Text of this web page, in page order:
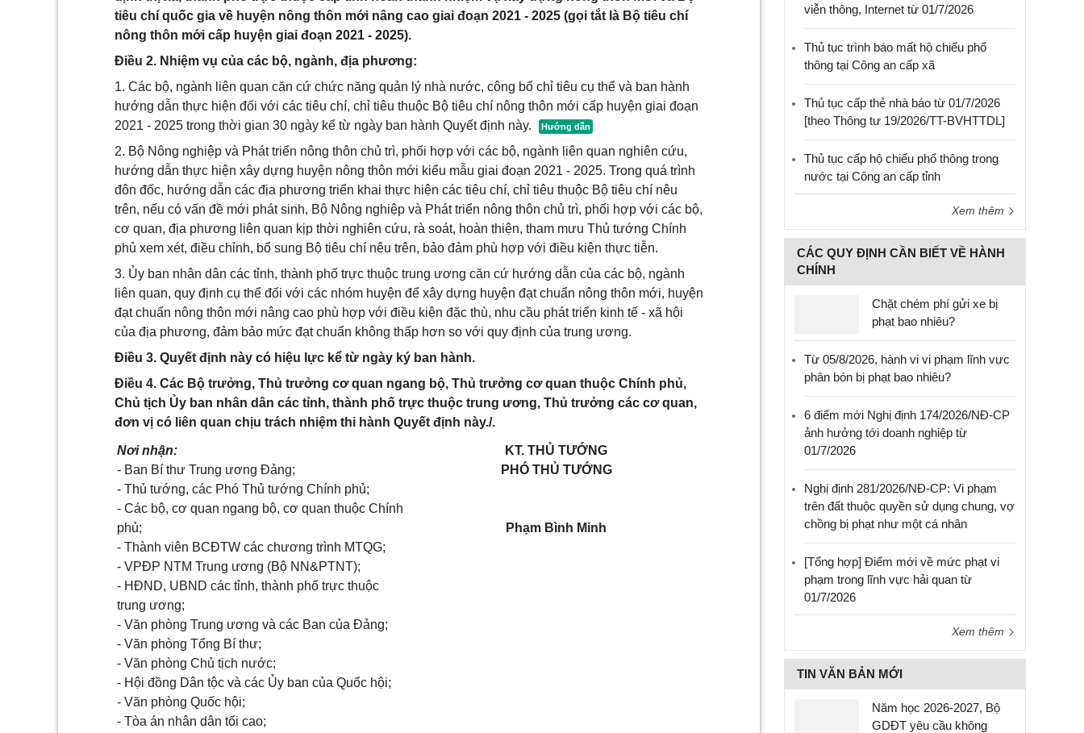
tiêu chí quốc gia về huyện nông thôn mới nâng cao giai đoạn 2021 - 2025 (gọi tắt là Bộ tiêu chí
nông thôn mới cấp huyện giai đoạn 2021 - 2025).
Điều 2. Nhiệm vụ của các bộ, ngành, địa phương:
1. Các bộ, ngành liên quan căn cứ chức năng quản lý nhà nước, công bố chỉ tiêu cụ thể và ban hành
hướng dẫn thực hiện đối với các tiêu chí, chỉ tiêu thuộc Bộ tiêu chí nông thôn mới cấp huyện giai đoạn
2021 - 2025 trong thời gian 30 ngày kể từ ngày ban hành Quyết định này.
2. Bộ Nông nghiệp và Phát triển nông thôn chủ trì, phối hợp với các bộ, ngành liên quan nghiên cứu,
hướng dẫn thực hiện xây dựng huyện nông thôn mới kiểu mẫu giai đoạn 2021 - 2025. Trong quá trình
đôn đốc, hướng dẫn các địa phương triển khai thực hiện các tiêu chí, chỉ tiêu thuộc Bộ tiêu chí nêu
trên, nếu có vấn đề mới phát sinh, Bộ Nông nghiệp và Phát triển nông thôn chủ trì, phối hợp với các bộ,
cơ quan, địa phương liên quan kịp thời nghiên cứu, rà soát, hoàn thiện, tham mưu Thủ tướng Chính
phủ xem xét, điều chỉnh, bổ sung Bộ tiêu chí nêu trên, bảo đảm phù hợp với điều kiện thực tiễn.
3. Ủy ban nhân dân các tỉnh, thành phố trực thuộc trung ương căn cứ hướng dẫn của các bộ, ngành
liên quan, quy định cụ thể đối với các nhóm huyện để xây dựng huyện đạt chuẩn nông thôn mới, huyện
đạt chuẩn nông thôn mới nâng cao phù hợp với điều kiện đặc thù, nhu cầu phát triển kinh tế - xã hội
của địa phương, đảm bảo mức đạt chuẩn không thấp hơn so với quy định của trung ương.
Điều 3. Quyết định này có hiệu lực kể từ ngày ký ban hành.
Điều 4. Các Bộ trưởng, Thủ trưởng cơ quan ngang bộ, Thủ trưởng cơ quan thuộc Chính phủ,
Chủ tịch Ủy ban nhân dân các tỉnh, thành phố trực thuộc trung ương, Thủ trưởng các cơ quan,
đơn vị có liên quan chịu trách nhiệm thi hành Quyết định này./.
Nơi nhận:
- Ban Bí thư Trung ương Đảng;
- Thủ tướng, các Phó Thủ tướng Chính phủ;
- Các bộ, cơ quan ngang bộ, cơ quan thuộc Chính
phủ;
- Thành viên BCĐTW các chương trình MTQG;
- VPĐP NTM Trung ương (Bộ NN&PTNT);
- HĐND, UBND các tỉnh, thành phố trực thuộc
trung ương;
- Văn phòng Trung ương và các Ban của Đảng;
- Văn phòng Tổng Bí thư;
- Văn phòng Chủ tịch nước;
- Hội đồng Dân tộc và các Ủy ban của Quốc hội;
- Văn phòng Quốc hội;
- Tòa án nhân dân tối cao;
KT. THỦ TƯỚNG
PHÓ THỦ TƯỚNG
Phạm Bình Minh
viễn thông, Internet từ 01/7/2026
Thủ tục trình báo mất hộ chiếu phổ
thông tại Công an cấp xã
Thủ tục cấp thẻ nhà báo từ 01/7/2026
[theo Thông tư 19/2026/TT-BVHTTDL]
Thủ tục cấp hộ chiếu phổ thông trong
nước tại Công an cấp tỉnh
Xem thêm
CÁC QUY ĐỊNH CẦN BIẾT VỀ HÀNH
CHÍNH
Chặt chém phí gửi xe bị
phạt bao nhiêu?
Từ 05/8/2026, hành vi vi phạm lĩnh vực
phân bón bị phạt bao nhiêu?
6 điểm mới Nghị định 174/2026/NĐ-CP
ảnh hưởng tới doanh nghiệp từ
01/7/2026
Nghị định 281/2026/NĐ-CP: Vi phạm
trên đất thuộc quyền sử dụng chung, vợ
chồng bị phạt như một cá nhân
[Tổng hợp] Điểm mới về mức phạt vi
phạm trong lĩnh vực hải quan từ
01/7/2026
Xem thêm
TIN VĂN BẢN MỚI
Năm học 2026-2027, Bộ
GDĐT yêu cầu không